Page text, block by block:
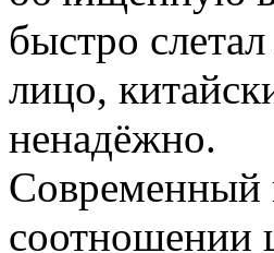
быстро
лицо,
ненадёжно.
Современный
соотношении